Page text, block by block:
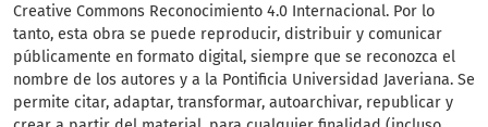
Creative Commons Reconocimiento 4.0 Internacional. Por lo
tanto, esta obra se puede reproducir, distribuir y comunicar
públicamente en formato digital, siempre que se reconozca el
nombre de los autores y a la Pontificia Universidad Javeriana. Se
permite citar, adaptar, transformar, autoarchivar, republicar y